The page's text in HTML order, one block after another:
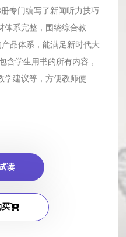
专门编写了新闻听力技巧
体系完整，围绕综合教
品体系，能满足新时代大
含学生用书的所有内容，
学建议等，方便教师使
读
买